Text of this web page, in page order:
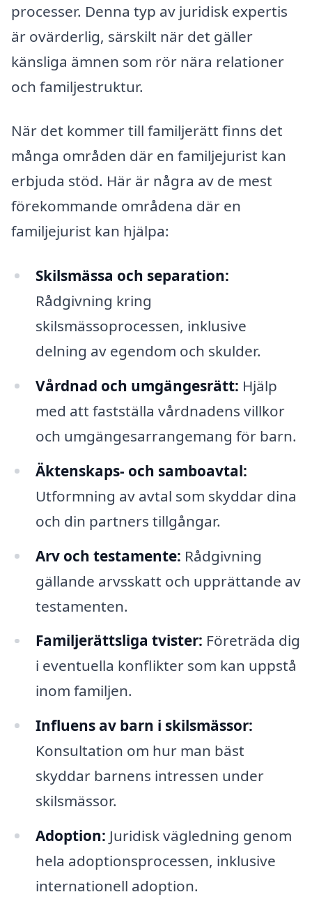
processer. Denna typ av juridisk expertis
är ovärderlig, särskilt när det gäller
känsliga ämnen som rör nära relationer
och familjestruktur.
När det kommer till familjerätt finns det
många områden där en familjejurist kan
erbjuda stöd. Här är några av de mest
förekommande områdena där en
familjejurist kan hjälpa:
Skilsmässa och separation:
Rådgivning kring
skilsmässoprocessen, inklusive
delning av egendom och skulder.
Vårdnad och umgängesrätt: Hjälp
med att fastställa vårdnadens villkor
och umgängesarrangemang för barn.
Äktenskaps- och samboavtal:
Utformning av avtal som skyddar dina
och din partners tillgångar.
Arv och testamente: Rådgivning
gällande arvsskatt och upprättande av
testamenten.
Familjerättsliga tvister: Företräda dig
i eventuella konflikter som kan uppstå
inom familjen.
Influens av barn i skilsmässor:
Konsultation om hur man bäst
skyddar barnens intressen under
skilsmässor.
Adoption: Juridisk vägledning genom
hela adoptionsprocessen, inklusive
internationell adoption.